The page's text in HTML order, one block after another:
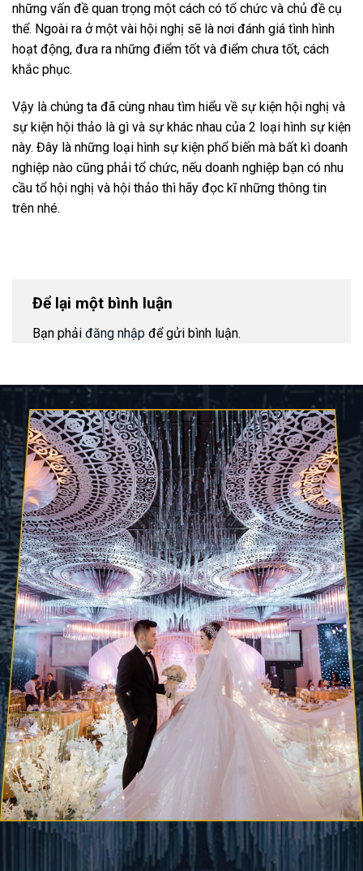
những vấn đề quan trọng một cách có tổ chức và chủ đề cụ
thể. Ngoài ra ở một vài hội nghị sẽ là nơi đánh giá tình hình
hoạt động, đưa ra những điểm tốt và điểm chưa tốt, cách
khắc phục.
Vậy là chúng ta đã cùng nhau tìm hiểu về sự kiện hội nghị và
sự kiện hội thảo là gì và sự khác nhau của 2 loại hình sự kiện
này. Đây là những loại hình sự kiện phổ biến mà bất kì doanh
nghiệp nào cũng phải tổ chức, nếu doanh nghiệp bạn có nhu
cầu tổ hội nghị và hội thảo thì hãy đọc kĩ những thông tin
trên nhé.
Để lại một bình luận
Bạn phải đăng nhập để gửi bình luận.